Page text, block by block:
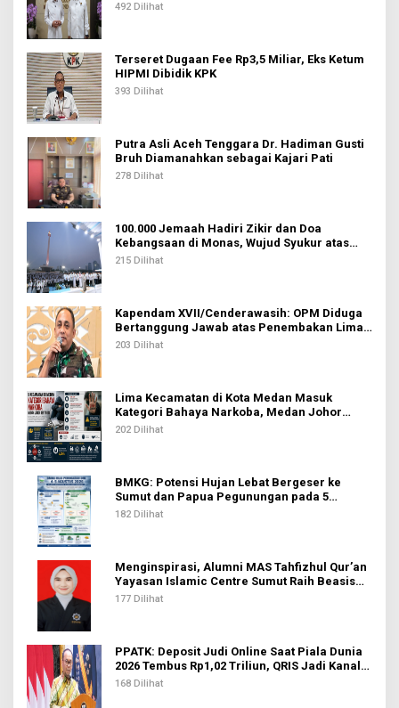
492 Dilihat
Terseret Dugaan Fee Rp3,5 Miliar, Eks Ketum
HIPMI Dibidik KPK
393 Dilihat
Putra Asli Aceh Tenggara Dr. Hadiman Gusti
Bruh Diamanahkan sebagai Kajari Pati
278 Dilihat
100.000 Jemaah Hadiri Zikir dan Doa
Kebangsaan di Monas, Wujud Syukur atas
Kemerdekaan Indonesia
215 Dilihat
Kapendam XVII/Cenderawasih: OPM Diduga
Bertanggung Jawab atas Penembakan Lima
Pekerja di Tolikara
203 Dilihat
Lima Kecamatan di Kota Medan Masuk
Kategori Bahaya Narkoba, Medan Johor
Tertinggi
202 Dilihat
BMKG: Potensi Hujan Lebat Bergeser ke
Sumut dan Papua Pegunungan pada 5
Agustus
182 Dilihat
Menginspirasi, Alumni MAS Tahfizhul Qur’an
Yayasan Islamic Centre Sumut Raih Beasiswa
BIB Kemenag
177 Dilihat
PPATK: Deposit Judi Online Saat Piala Dunia
2026 Tembus Rp1,02 Triliun, QRIS Jadi Kanal
Terbanyak
168 Dilihat